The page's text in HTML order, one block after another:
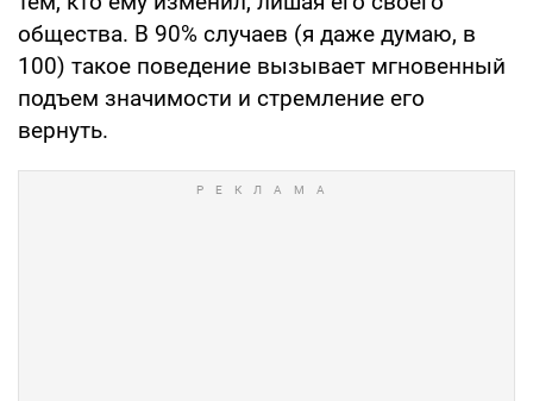
общества. В 90% случаев (я даже думаю, в
100) такое поведение вызывает мгновенный
подъем значимости и стремление его
вернуть.